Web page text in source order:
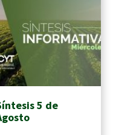
5 de